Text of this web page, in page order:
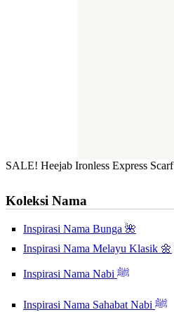
SALE! Heejab Ironless Express Scarf
Koleksi Nama
Inspirasi Nama Bunga 🌺
Inspirasi Nama Melayu Klasik 🌼
Inspirasi Nama Nabi ﷺ
Inspirasi Nama Sahabat Nabi ﷺ